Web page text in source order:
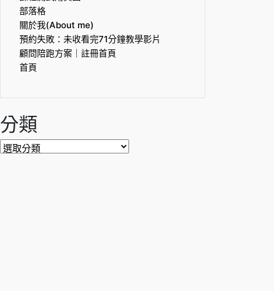
部落格
關於我(About me)
預約失敗：未收看完71分鐘教學影片
顧問陪跑方案｜註冊首頁
首頁
分類
分